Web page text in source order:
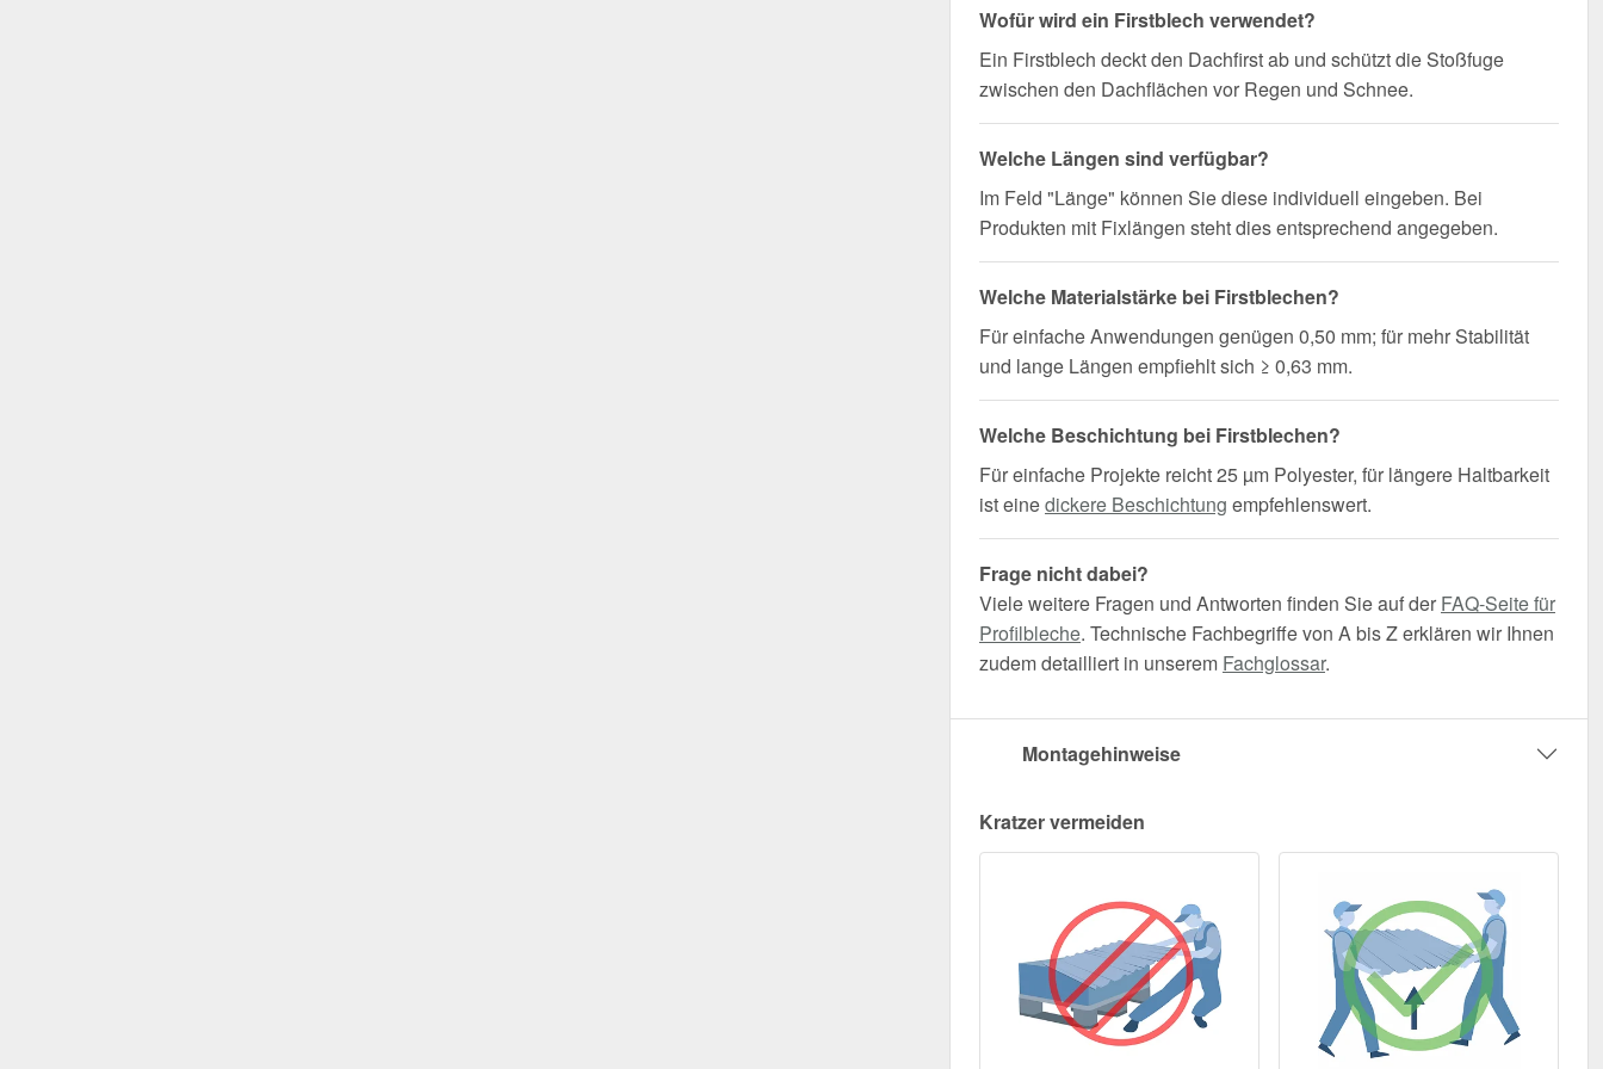
Wofür wird ein Firstblech verwendet?
Ein Firstblech deckt den Dachfirst ab und schützt die Stoßfuge
zwischen den Dachflächen vor Regen und Schnee.
Welche Längen sind verfügbar?
Im Feld "Länge" können Sie diese individuell eingeben. Bei
Produkten mit Fixlängen steht dies entsprechend angegeben.
Welche Materialstärke bei Firstblechen?
Für einfache Anwendungen genügen 0,50 mm; für mehr Stabilität
und lange Längen empfiehlt sich ≥ 0,63 mm.
Welche Beschichtung bei Firstblechen?
Für einfache Projekte reicht 25 µm Polyester, für längere Haltbarkeit
ist einedickere Beschichtung empfehlenswert.
Frage nicht dabei?
Viele weitere Fragen und Antworten finden Sie auf der FAQ-Seite für
Profilbleche. Technische Fachbegriffe von A bis Z erklären wir Ihnen
zudem detailliert in unserem Fachglossar.
Montagehinweise
Kratzer vermeiden